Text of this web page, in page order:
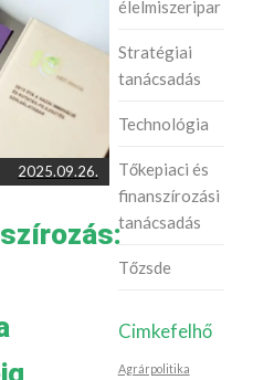
2025.09.26.
élelmiszeripar
Stratégiai
tanácsadás
Technológia
Tőkepiaci és
finanszírozási
tanácsadás
Tőzsde
Cimkefelhő
Agrárpolitika